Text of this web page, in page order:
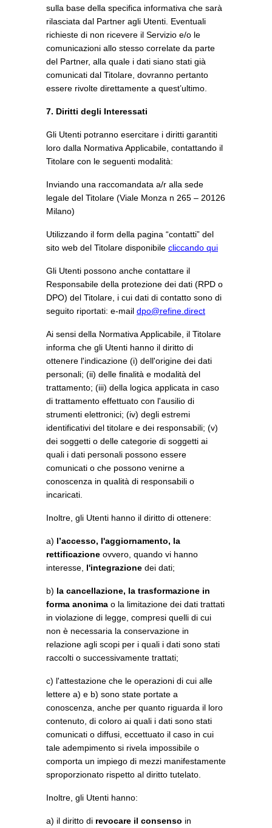
sulla base della specifica informativa che sarà
rilasciata dal Partner agli Utenti. Eventuali
richieste di non ricevere il Servizio e/o le
comunicazioni allo stesso correlate da parte
del Partner, alla quale i dati siano stati già
comunicati dal Titolare, dovranno pertanto
essere rivolte direttamente a quest’ultimo.
7. Diritti degli Interessati
Gli Utenti potranno esercitare i diritti garantiti
loro dalla Normativa Applicabile, contattando il
Titolare con le seguenti modalità:
Inviando una raccomandata a/r alla sede
legale del Titolare (Viale Monza n 265 – 20126
Milano)
Utilizzando il form della pagina “contatti” del
sito web del Titolare disponibile cliccando qui
Gli Utenti possono anche contattare il
Responsabile della protezione dei dati (RPD o
DPO) del Titolare, i cui dati di contatto sono di
seguito riportati: e-mail dpo@refine.direct
Ai sensi della Normativa Applicabile, il Titolare
informa che gli Utenti hanno il diritto di
ottenere l'indicazione (i) dell'origine dei dati
personali; (ii) delle finalità e modalità del
trattamento; (iii) della logica applicata in caso
di trattamento effettuato con l'ausilio di
strumenti elettronici; (iv) degli estremi
identificativi del titolare e dei responsabili; (v)
dei soggetti o delle categorie di soggetti ai
quali i dati personali possono essere
comunicati o che possono venirne a
conoscenza in qualità di responsabili o
incaricati.
Inoltre, gli Utenti hanno il diritto di ottenere:
a) l’accesso, l'aggiornamento, la
rettificazione ovvero, quando vi hanno
interesse, l'integrazione dei dati;
b) la cancellazione, la trasformazione in
forma anonima o la limitazione dei dati trattati
in violazione di legge, compresi quelli di cui
non è necessaria la conservazione in
relazione agli scopi per i quali i dati sono stati
raccolti o successivamente trattati;
c) l'attestazione che le operazioni di cui alle
lettere a) e b) sono state portate a
conoscenza, anche per quanto riguarda il loro
contenuto, di coloro ai quali i dati sono stati
comunicati o diffusi, eccettuato il caso in cui
tale adempimento si rivela impossibile o
comporta un impiego di mezzi manifestamente
sproporzionato rispetto al diritto tutelato.
Inoltre, gli Utenti hanno:
a) il diritto di revocare il consenso in